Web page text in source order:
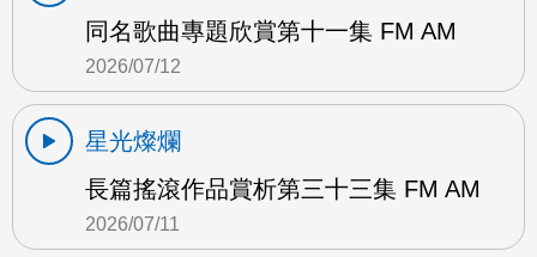
同名歌曲專題欣賞第十一集 FM AM
2026/07/12
星光燦爛
長篇搖滾作品賞析第三十三集 FM AM
2026/07/11